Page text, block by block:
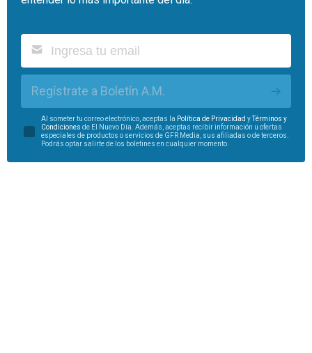
Regístrate a Boletín A.M.
Al someter tu correo electrónico, aceptas la Política de Privacidad yTérminos y
Condiciones de El Nuevo Día. Además, aceptas recibir información u ofertas
especiales de productos o servicios de GFR Media, sus afiliadas o de terceros.
Podrás optar salirte de los boletines en cualquier momento.